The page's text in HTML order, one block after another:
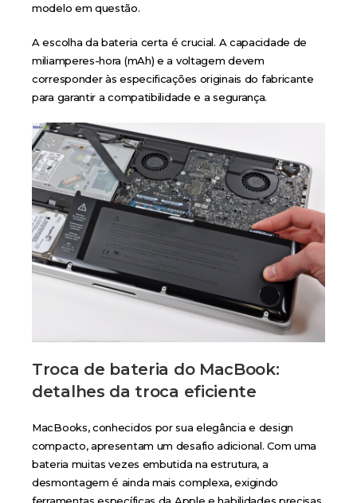
modelo em questão.
A escolha da bateria certa é crucial. A capacidade de
miliamperes-hora (mAh) e a voltagem devem
corresponder às especificações originais do fabricante
para garantir a compatibilidade e a segurança.
Troca de bateria do MacBook:
detalhes da troca eficiente
MacBooks, conhecidos por sua elegância e design
compacto, apresentam um desafio adicional. Com uma
bateria muitas vezes embutida na estrutura, a
desmontagem é ainda mais complexa, exigindo
ferramentas específicas da Apple e habilidades precisas.